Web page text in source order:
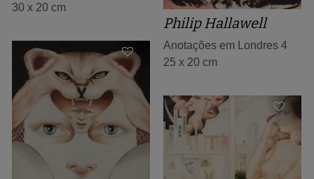
30 x 20 cm
Philip Hallawell
Anotações em Londres 4
25 x 20 cm